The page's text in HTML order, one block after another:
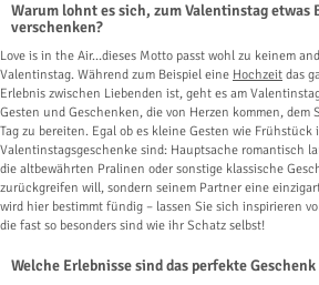
Warum lohnt es sich, zum Valentinstag etwas
verschenken?
Love is in the Air…dieses Motto passt wohl zu keinem
Valentinstag. Während zum Beispiel eine Hochzeit das
Erlebnis zwischen Liebenden ist, geht es am
Gesten und Geschenken, die von Herzen kommen,
Tag zu bereiten. Egal ob es kleine Gesten wie Frühstück
Valentinstagsgeschenke sind: Hauptsache romantisch
die altbewährten Pralinen oder sonstige klassische
zurückgreifen will, sondern seinem Partner eine
wird hier bestimmt fündig – lassen Sie sich inspirieren
die fast so besonders sind wie ihr Schatz selbst!
Welche Erlebnisse sind das perfekte